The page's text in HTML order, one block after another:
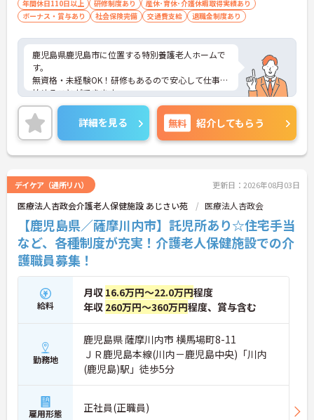
年間休日110日以上 研修制度あり
産休･育休･介護休暇取得実績あり
ボーナス・賞与あり
社会保険完備 交通費支給 退職金制度あり
鹿児島県鹿児島市に位置する特別養護老人ホームで
す。
無資格・未経験OK！研修もあるので安心して仕事を
始めることができます。
マイカー通勤が可能なため、通勤に便利です。
ご興味をお持ちの方はお気軽にお問い合わせくださ
い。
詳細を見る 無料 紹介してもらう
デイケア（通所リハ） 更新日：2026年08月03日
医療法人杏政会介護老人保健施設 あじさい苑 医療法人杏政会
【鹿児島県／薩摩川内市】託児所あり☆住宅手当
など、各種制度が充実！介護老人保健施設での介
護職員募集！
給料
月収 16.6万円～22.0万円程度
年収 260万円～360万円程度、賞与含む
勤務地
鹿児島県 薩摩川内市 横馬場町8-11
ＪＲ鹿児島本線(川内－鹿児島中央)「川内
(鹿児島)駅」徒歩5分
雇用形態 正社員(正職員)